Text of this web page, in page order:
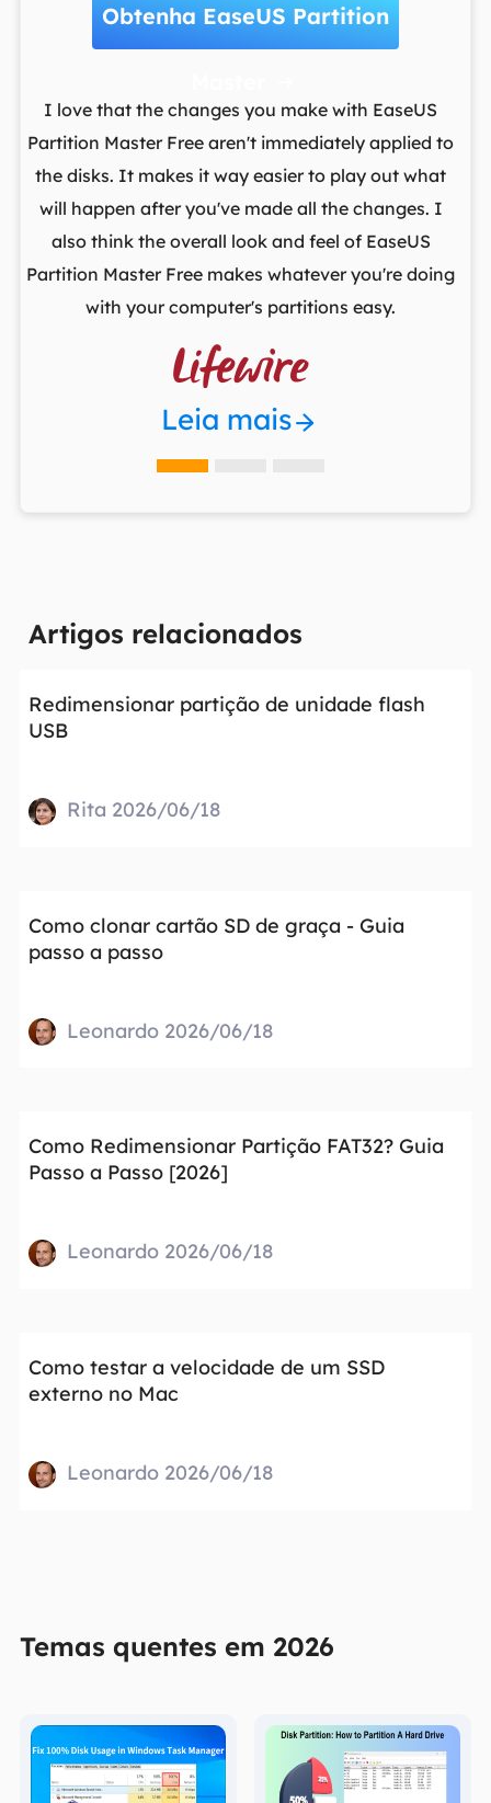
Obtenha EaseUS Partition
I love that the changes you make with EaseUS
Partition Master Free aren't immediately applied to
the disks. It makes it way easier to play out what
will happen after you've made all the changes. I
also think the overall look and feel of EaseUS
Partition Master Free makes whatever you're doing
with your computer's partitions easy.

Leia mais
Artigos relacionados
Redimensionar partição de unidade flash
USB
Rita 2026/06/18
Como clonar cartão SD de graça - Guia
passo a passo
Leonardo 2026/06/18
Como Redimensionar Partição FAT32? Guia
Passo a Passo [2026]
Leonardo 2026/06/18
Como testar a velocidade de um SSD
externo no Mac
Leonardo 2026/06/18
Temas quentes em 2026